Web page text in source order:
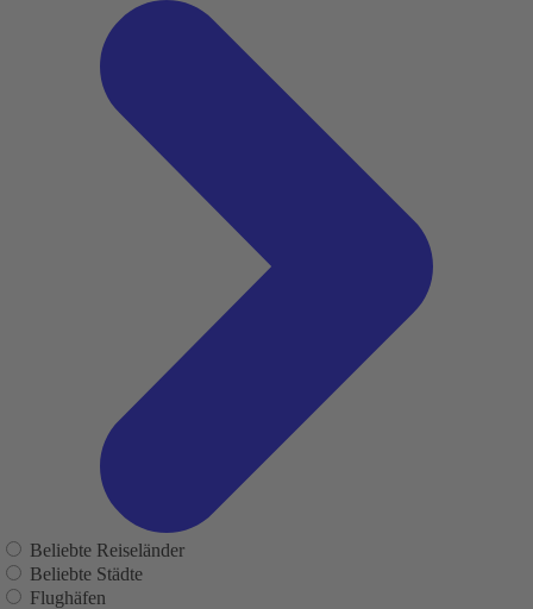
Beliebte Reiseländer
Beliebte Städte
Flughäfen